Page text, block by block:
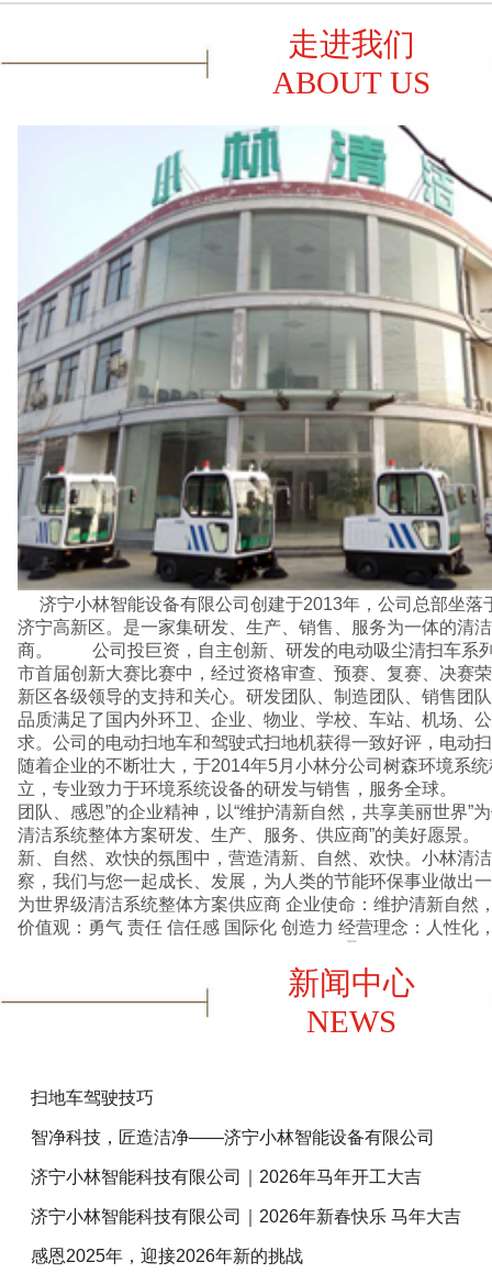
走进我们
ABOUT US
济宁高新区。是一家集研发、生产、销售、服务为一体的清
商。 公司投巨资，自主创新、研发的电动吸尘清扫车系
市首届创新大赛比赛中，经过资格审查、预赛、复赛、决赛
新区各级领导的支持和关心。研发团队、制造团队、销售团
品质满足了国内外环卫、企业、物业、学校、车站、机场、
求。公司的电动扫地车和驾驶式扫地机获得一致好评，电动
随着企业的不断壮大，于2014年5月小林分公司树森环境系
立，专业致力于环境系统设备的研发与销售，服务全球。
团队、感恩”的企业精神，以“维护清新自然，共享美丽世界”
清洁系统整体方案研发、生产、服务、供应商”的美好愿
新、自然、欢快的氛围中，营造清新、自然、欢快。小林清
察，我们与您一起成长、发展，为人类的节能环保事业做出一份贡献。
为世界级清洁系统整体方案供应商 企业使命：维护清新自然，共享美丽世界 企业核心
价值观：勇气 责任 信任感 国际化 创造
新闻中心
NEWS
扫地车驾驶技巧
智净科技，匠造洁净——济宁小林智能设备有限公司
济宁小林智能科技有限公司｜2026年马年开工大吉
济宁小林智能科技有限公司｜2026年新春快乐 马年大吉
感恩2025年，迎接2026年新的挑战